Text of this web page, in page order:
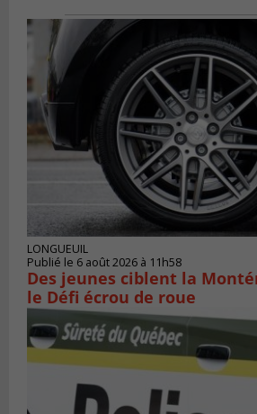
LONGUEUIL
Publié le 6 août 2026 à 11h58
Des jeunes ciblent la
le Défi écrou de roue